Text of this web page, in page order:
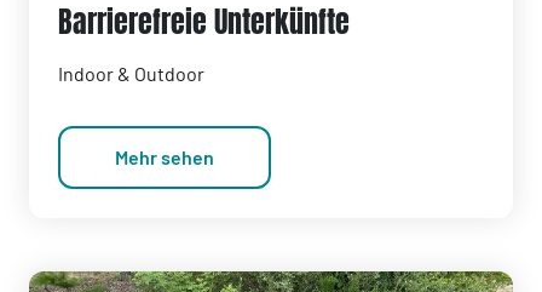
Barrierefreie Unterkünfte
Indoor & Outdoor
Mehr sehen